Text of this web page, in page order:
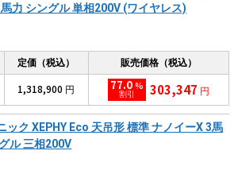
力 シングル 単相200V (ワイヤレス)
定価（税込） 販売価格（税込）
1,318,900 円 77.0 %
割引 303,347 円
ック XEPHY Eco 天吊形 標準 ナノイーX 3馬
ル 三相200V